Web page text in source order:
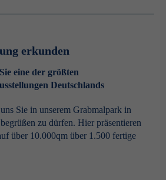
erkunden
eine der größten
Deutschlands
Sie in unserem Grabmalpark in
zu dürfen. Hier präsentieren
über 10.000qm über 1.500 fertige